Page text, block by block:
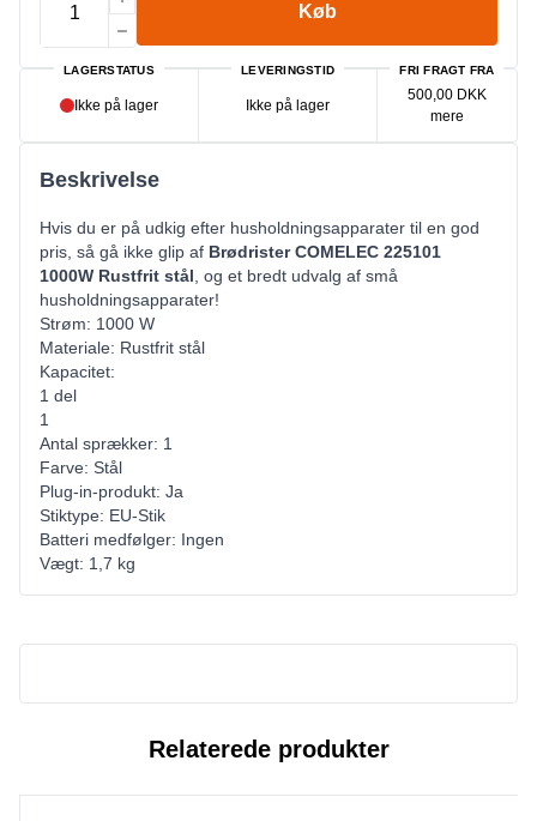
Køb
LAGERSTATUS
Ikke på lager
LEVERINGSTID
Ikke på lager
FRI FRAGT FRA
500,00 DKK
mere
Beskrivelse
Hvis du er på udkig efter husholdningsapparater til en god
pris, så gå ikke glip af Brødrister COMELEC 225101
1000W Rustfrit stål , og et bredt udvalg af små
husholdningsapparater!
Strøm: 1000 W
Materiale: Rustfrit stål
Kapacitet:
1 del
1
Antal sprækker: 1
Farve: Stål
Plug-in-produkt: Ja
Stiktype: EU-Stik
Batteri medfølger: Ingen
Vægt: 1,7 kg
Relaterede produkter